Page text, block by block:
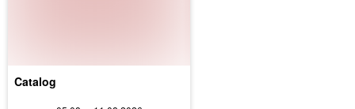
Catalog